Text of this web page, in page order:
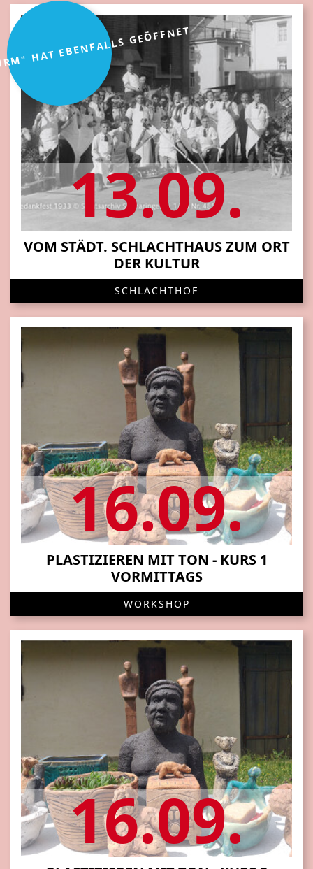
HAT EBENFALLS GEÖFFNET
13.09.
VOM STÄDT. SCHLACHTHAUS ZUM ORT
DER KULTUR
SCHLACHTHOF
16.09.
PLASTIZIEREN MIT TON - KURS 1
VORMITTAGS
WORKSHOP
16.09.